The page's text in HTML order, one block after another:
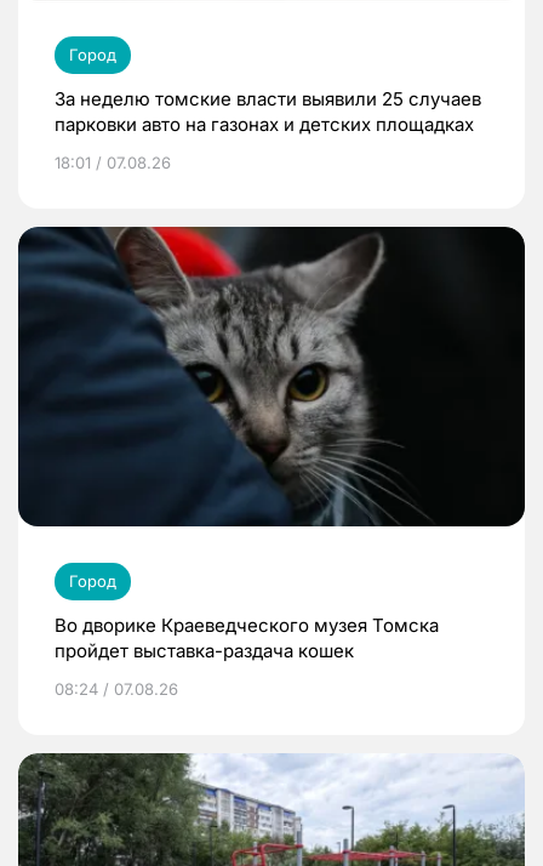
Город
За неделю томские власти выявили 25 случаев
парковки авто на газонах и детских площадках
18:01 / 07.08.26
Город
Во дворике Краеведческого музея Томска
пройдет выставка-раздача кошек
08:24 / 07.08.26